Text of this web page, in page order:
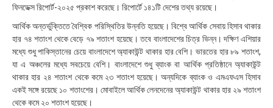
৫
ফিনডেক্স রিপোর্ট-২০২৫ প্রকাশ করেছে। রিপোর্টে ১৪১টি দেশের তথ্য রয়েছে।
আর্থিক অন্তর্ভুক্তিতে বৈশ্বিক পরিস্থিতির উন্নতি হয়েছে। বিশ্বে আর্থিক সেবায় হিসাব থাকার
হার ৭৪ শতাংশ থেকে বেড়ে ৭৯ শতাংশ হয়েছে। তবে বাংলাদেশের চিত্র ভিন্ন। দক্ষিণ এশিয়ার
মধ্যে শুধু পাকিস্তানের চেয়ে বাংলাদেশে অ্যাকাউন্ট থাকার হার বেশি। ভারতের হার ৮৯ শতাংশ,
যা এ অঞ্চলের মধ্যে সবচেয়ে বেশি। বাংলাদেশে শুধু ব্যাংক বা আর্থিক প্রতিষ্ঠানে অ্যাকাউন্ট
থাকার হার ২৪ শতাংশ থেকে কমে ২৩ শতাংশ হয়েছে। অন্যদিকে ব্যাংক ও এমএফএস হিসাব
একই সঙ্গে রয়েছে ১০ শতাংশের। মোবাইলে আর্থিক লেনদেনের অ্যাকাউন্ট থাকার হার ২৯ শতাংশ
থেকে কমে ২০ শতাংশ হয়েছে।